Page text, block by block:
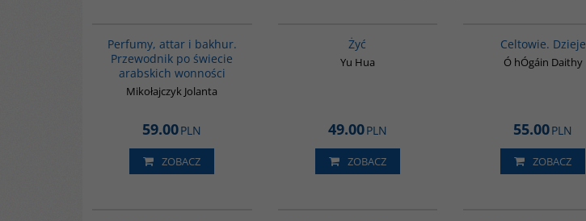
Perfumy, attar i bakhur.
Przewodnik po świecie
arabskich wonności
Mikołajczyk Jolanta
59.00PLN
ZOBACZ
Żyć
Yu Hua
49.00PLN
ZOBACZ
Celtowie. Dzieje
Ó hÓgáin Daithy
55.00PLN
ZOBACZ